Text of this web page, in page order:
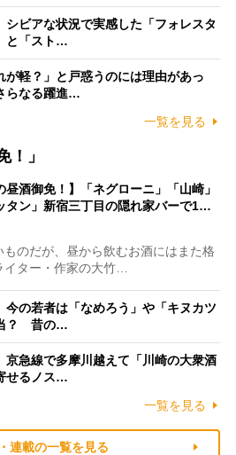
シビアな状況で実感した「フォレスタ
と「スト…
が軽？」と戸惑うのには理由があっ
らなる躍進…
一覧を見る
！」
昼酒御免！】「ネグローニ」「山崎」
タン」新宿三丁目の隠れ家バーで1…
のだが、昼から飲むお酒にはまた格
ター・作家の大竹…
今の若者は「なめろう」や「キヌカツ
？ 昔の…
京急線で多摩川越えて「川崎の大衆酒
せるノス…
一覧を見る
連載の一覧を見る